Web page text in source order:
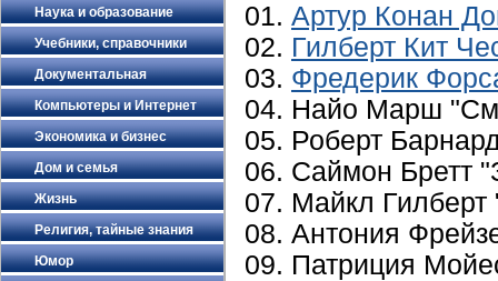
Наука и образование
Учебники, справочники
Документальная
Компьютеры и Интернет
Экономика и бизнес
Дом и семья
Жизнь
Религия, тайные знания
Юмор
01. Артур Конан
02. Гилберт Кит
03. Фредерик
04. Найо Марш
05. Роберт
06. Саймон Бретт
07. Майкл
08. Антония
09. Патриция